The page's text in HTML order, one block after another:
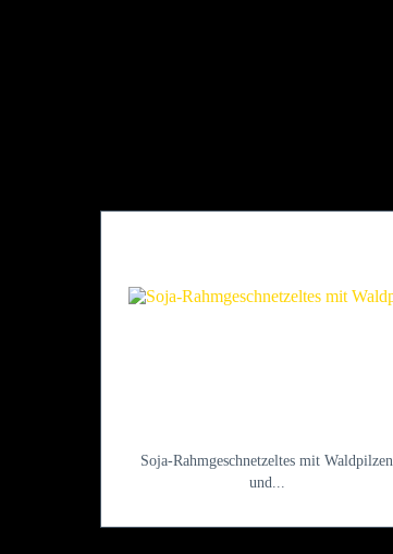
Soja-Rahmgeschnetzeltes mit Waldpilzen
und...